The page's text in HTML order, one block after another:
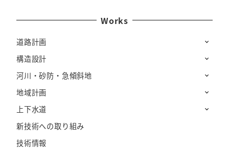
Works
道路計画
構造設計
河川・砂防・急傾斜地
地域計画
上下水道
新技術への取り組み
技術情報